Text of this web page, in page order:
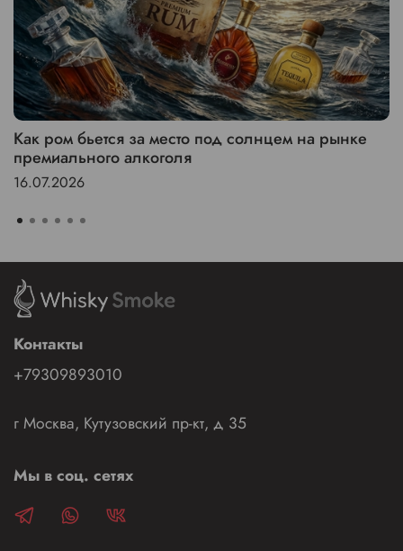
Как ром бьется за место под солнцем на рынке
премиального алкоголя
16.07.2026
Контакты
+79309893010
г Москва, Кутузовский пр-кт, д 35
Мы в соц. сетях